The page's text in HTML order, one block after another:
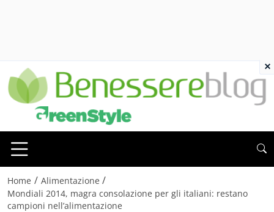
Home / Alimentazione /
Mondiali 2014, magra consolazione per gli italiani: restano
campioni nell’alimentazione
×